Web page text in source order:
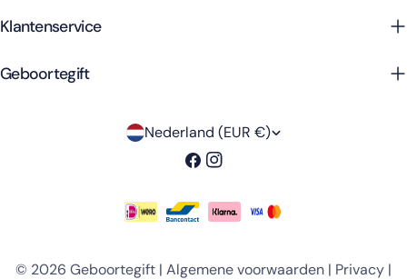
Klantenservice
Geboortegift
L
d
Nederland (EUR €)
Facebook
Instagram
© 2026 Geboortegift | Algemene voorwaarden | Privacy |
Betaalmethoden